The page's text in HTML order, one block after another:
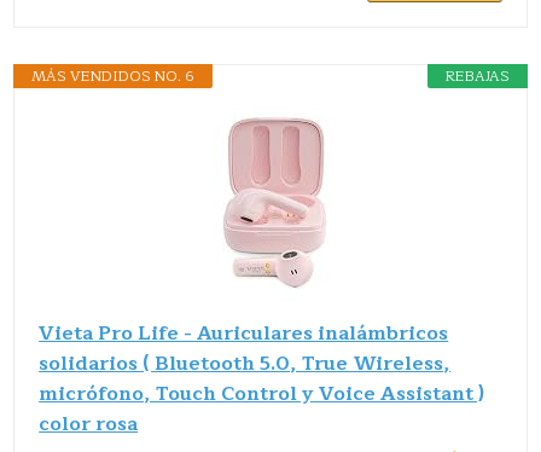
REBAJAS
MÁS VENDIDOS NO. 6
Vieta Pro Life - Auriculares inalámbricos
solidarios ( Bluetooth 5.0, True Wireless,
micrófono, Touch Control y Voice Assistant )
color rosa